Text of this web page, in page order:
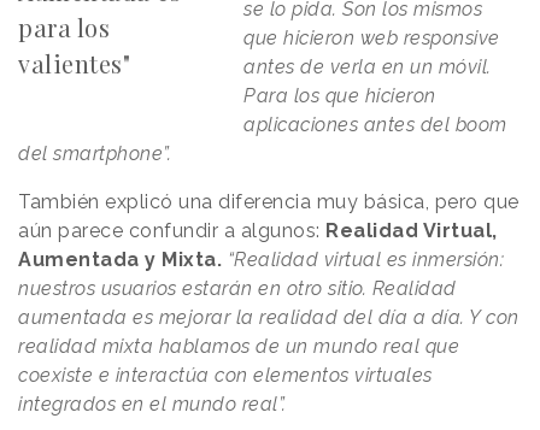
para los
valientes"
se lo pida. Son los mismos
que hicieron web responsive
antes de verla en un móvil.
Para los que hicieron
aplicaciones antes del boom
del smartphone”.
También explicó una diferencia muy básica, pero que
aún parece confundir a algunos: Realidad Virtual,
Aumentada y Mixta. “Realidad virtual es inmersión:
nuestros usuarios estarán en otro sitio. Realidad
aumentada es mejorar la realidad del día a día. Y con
realidad mixta hablamos de un mundo real que
coexiste e interactúa con elementos virtuales
integrados en el mundo real”.